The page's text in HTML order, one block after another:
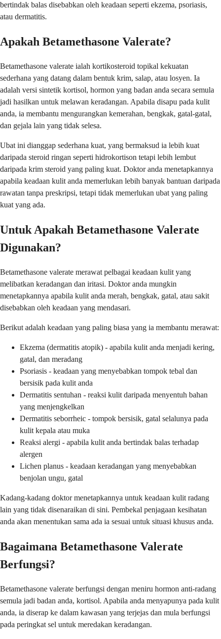
bertindak balas disebabkan oleh keadaan seperti ekzema, psoriasis,
atau dermatitis.
Apakah Betamethasone Valerate?
Betamethasone valerate ialah kortikosteroid topikal kekuatan
sederhana yang datang dalam bentuk krim, salap, atau losyen. Ia
adalah versi sintetik kortisol, hormon yang badan anda secara semula
jadi hasilkan untuk melawan keradangan. Apabila disapu pada kulit
anda, ia membantu mengurangkan kemerahan, bengkak, gatal-gatal,
dan gejala lain yang tidak selesa.
Ubat ini dianggap sederhana kuat, yang bermaksud ia lebih kuat
daripada steroid ringan seperti hidrokortison tetapi lebih lembut
daripada krim steroid yang paling kuat. Doktor anda menetapkannya
apabila keadaan kulit anda memerlukan lebih banyak bantuan daripada
rawatan tanpa preskripsi, tetapi tidak memerlukan ubat yang paling
kuat yang ada.
Untuk Apakah Betamethasone Valerate
Digunakan?
Betamethasone valerate merawat pelbagai keadaan kulit yang
melibatkan keradangan dan iritasi. Doktor anda mungkin
menetapkannya apabila kulit anda merah, bengkak, gatal, atau sakit
disebabkan oleh keadaan yang mendasari.
Berikut adalah keadaan yang paling biasa yang ia membantu merawat:
Ekzema (dermatitis atopik) - apabila kulit anda menjadi kering,
gatal, dan meradang
Psoriasis - keadaan yang menyebabkan tompok tebal dan
bersisik pada kulit anda
Dermatitis sentuhan - reaksi kulit daripada menyentuh bahan
yang menjengkelkan
Dermatitis seborrheic - tompok bersisik, gatal selalunya pada
kulit kepala atau muka
Reaksi alergi - apabila kulit anda bertindak balas terhadap
alergen
Lichen planus - keadaan keradangan yang menyebabkan
benjolan ungu, gatal
Kadang-kadang doktor menetapkannya untuk keadaan kulit radang
lain yang tidak disenaraikan di sini. Pembekal penjagaan kesihatan
anda akan menentukan sama ada ia sesuai untuk situasi khusus anda.
Bagaimana Betamethasone Valerate
Berfungsi?
Betamethasone valerate berfungsi dengan meniru hormon anti-radang
semula jadi badan anda, kortisol. Apabila anda menyapunya pada kulit
anda, ia diserap ke dalam kawasan yang terjejas dan mula berfungsi
pada peringkat sel untuk meredakan keradangan.